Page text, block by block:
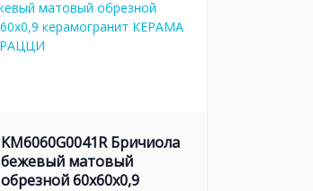
KM6060G0041R Бричиола
бежевый матовый
обрезной 60x60x0,9